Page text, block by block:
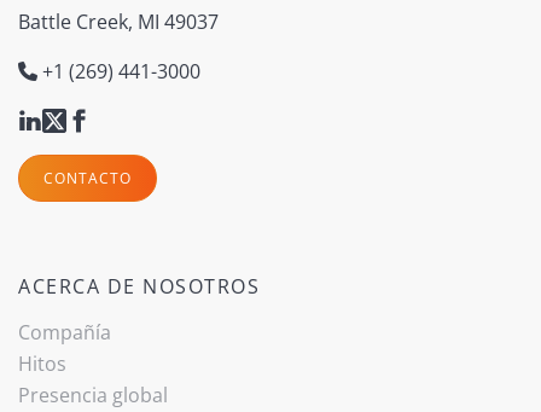
Battle Creek, MI 49037
+1 (269) 441-3000
CONTACTO
ACERCA DE NOSOTROS
Compañía
Hitos
Presencia global